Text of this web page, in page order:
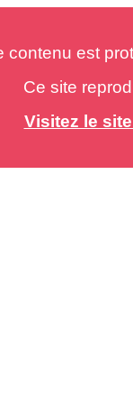
est
Ce site
Visitez le